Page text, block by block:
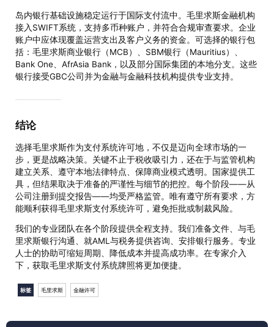
岛内银行基础设施稳定运行于国际支付流中。毛里求斯金融机构
接入SWIFT系统，支持多币种账户，并符合合规审查要求。企业
账户中应体现覆盖运营支出及客户义务的资金。可选择的银行包
括：毛里求斯商业银行（MCB）、SBM银行（Mauritius）、
Bank One、AfrAsia Bank，以及部分国际集团的本地分支。这些
银行接受GBC公司并为金融与金融科技机构提供专业支持。
结论
选择毛里求斯作为支付系统许可地，不仅是迈向全球市场的一
步，更是战略决策。关键不止于税收吸引力，还在于与监管机构
建立关系、遵守本地法律特点、保障商业模式透明。国家提供工
具，但结果取决于准备的严谨性与细节的把控。每个阶段——从
公司注册到提交报告——均受严格监管。唯有遵守所有要求，方
能顺利获得毛里求斯支付系统许可，避免拒批或制裁风险。
我们的专业团队在各个阶段提供全程支持。我们准备文件、与毛
里求斯银行沟通、就AML与税务提供咨询、安排银行服务。专业
人士的协助可缩短周期、降低成本并提高成功率。在专家介入
下，获取毛里求斯支付系统牌照将更加便捷。
标签 毛里求斯 金融许可